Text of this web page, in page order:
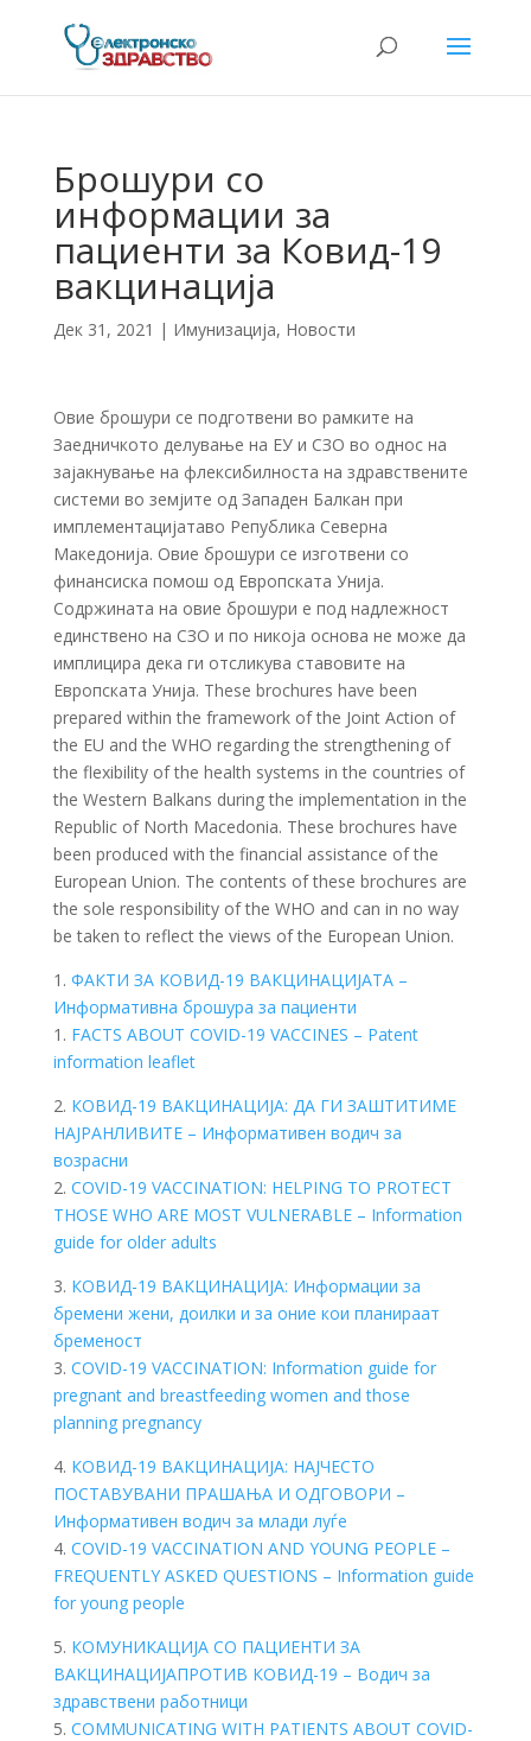
Брошури со
информации за
пациенти за Ковид-19
вакцинација
Дек 31, 2021 | Имунизација, Новости
Овие брошури се подготвени во рамките на
Заедничкото делување на ЕУ и СЗО во однос на
зајакнување на флексибилноста на здравствените
системи во земјите од Западен Балкан при
имплементацијатаво Република Северна
Македонија. Овие брошури се изготвени со
финансиска помош од Европската Унија.
Содржината на овие брошури е под надлежност
единствено на СЗО и по никоја основа не може да
имплицира дека ги отсликува ставовите на
Европската Унија. These brochures have been
prepared within the framework of the Joint Action of
the EU and the WHO regarding the strengthening of
the flexibility of the health systems in the countries of
the Western Balkans during the implementation in the
Republic of North Macedonia. These brochures have
been produced with the financial assistance of the
European Union. The contents of these brochures are
the sole responsibility of the WHO and can in no way
be taken to reflect the views of the European Union.
1. ФАКТИ ЗА КОВИД-19 ВАКЦИНАЦИЈАТА –
Информативна брошура за пациенти
1. FACTS ABOUT COVID-19 VACCINES – Patent
information leaflet
2. КОВИД-19 ВАКЦИНАЦИЈА: ДА ГИ ЗАШТИТИМЕ
НАЈРАНЛИВИТЕ – Информативен водич за
возрасни
2. COVID-19 VACCINATION: HELPING TO PROTECT
THOSE WHO ARE MOST VULNERABLE – Information
guide for older adults
3. КОВИД-19 ВАКЦИНАЦИЈА: Информации за
бремени жени, доилки и за оние кои планираат
бременост
3. COVID-19 VACCINATION: Information guide for
pregnant and breastfeeding women and those
planning pregnancy
4. КОВИД-19 ВАКЦИНАЦИЈА: НАЈЧЕСТО
ПОСТАВУВАНИ ПРАШАЊА И ОДГОВОРИ –
Информативен водич за млади луѓе
4. COVID-19 VACCINATION AND YOUNG PEOPLE –
FREQUENTLY ASKED QUESTIONS – Information guide
for young people
5. КОМУНИКАЦИЈА СО ПАЦИЕНТИ ЗА
ВАКЦИНАЦИЈАПРОТИВ КОВИД-19 – Водич за
здравствени работници
5. COMMUNICATING WITH PATIENTS ABOUT COVID-